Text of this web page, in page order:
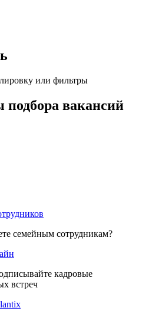
или фильтры
вакансий
семейным сотрудникам?
кадровые
встреч